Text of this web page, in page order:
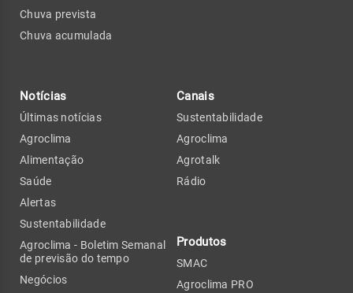
Chuva prevista
Chuva acumulada
Notícias
Últimas notícias
Agroclima
Alimentação
Saúde
Alertas
Sustentabilidade
Agroclima - Boletim Semanal
de previsão do tempo
Negócios
Canais
Sustentabilidade
Agroclima
Agrotalk
Rádio
Produtos
SMAC
Agroclima PRO